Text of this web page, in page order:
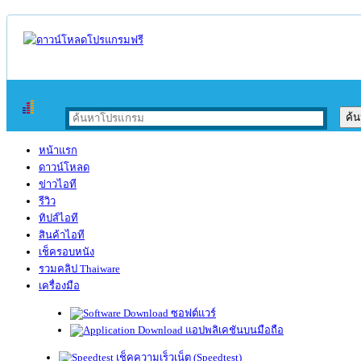
หน้าแรก
ดาวน์โหลด
ข่าวไอที
รีวิว
ทิปส์ไอที
สินค้าไอที
เช็ครอบหนัง
รวมคลิป Thaiware
เครื่องมือ
ซอฟต์แวร์
แอปพลิเคชันบนมือถือ
เช็คความเร็วเน็ต (Speedtest)